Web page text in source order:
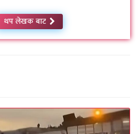
थप लेखक बाट